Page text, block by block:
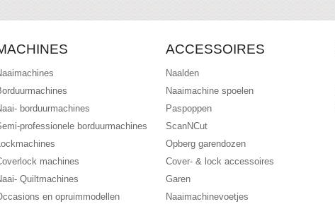
borduurmachines
professionele borduurmachines
machines
Quiltmachines
en opruimmodellen
ACCESSOIRES
Naalden
Naaimachine spoelen
Paspoppen
ScanNCut
Opberg garendozen
Cover- & lock accessoires
Garen
Naaimachinevoetjes